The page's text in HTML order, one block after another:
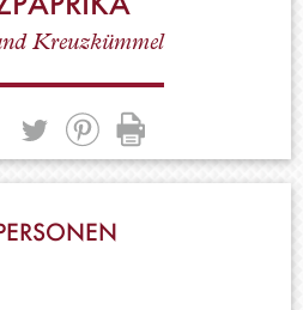
Kreuzkümmel